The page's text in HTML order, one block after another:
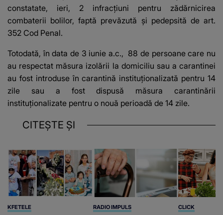
constatate, ieri, 2 infracţiuni pentru zădărnicirea
combaterii bolilor, faptă prevăzută şi pedepsită de art.
352 Cod Penal.
Totodată, în data de 3 iunie a.c., 88 de persoane care nu
au respectat măsura izolării la domiciliu sau a carantinei
au fost introduse în carantină instituţionalizată pentru 14
zile sau a fost dispusă măsura carantinării
instituţionalizate pentru o nouă perioadă de 14 zile.
CITEȘTE ȘI
KFETELE RADIO IMPULS CLICK